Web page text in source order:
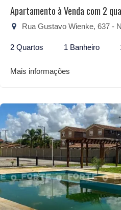
Apartamento à Venda com 2
Rua Gustavo Wienke, 637 -
2 Quartos 1 Banheiro
Mais informações